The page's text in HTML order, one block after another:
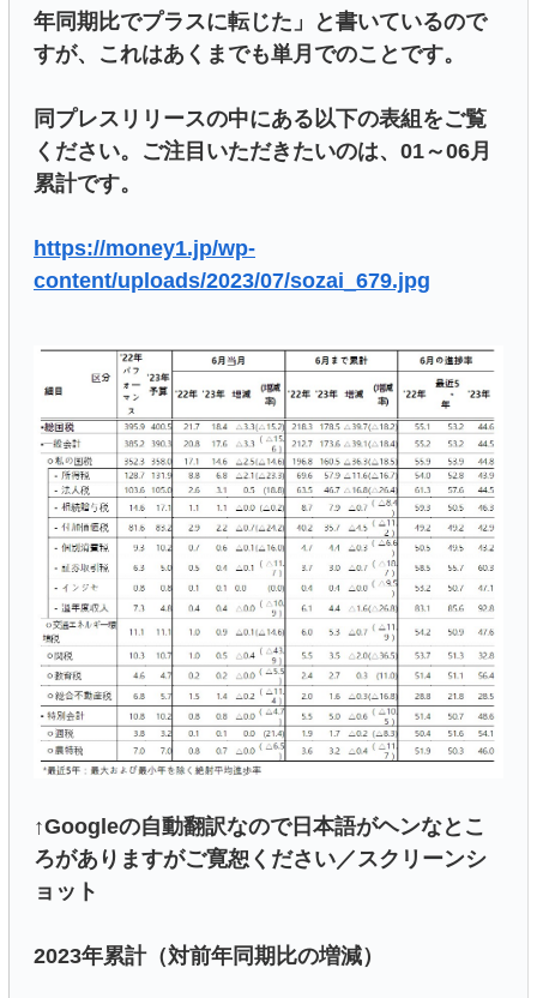
年同期比でプラスに転じた」と書いているので
すが、これはあくまでも単月でのことです。
同プレスリリースの中にある以下の表組をご覧
ください。ご注目いただきたいのは、01～06月
累計です。
https://money1.jp/wp-
content/uploads/2023/07/sozai_679.jpg
↑Googleの自動翻訳なので日本語がヘンなとこ
ろがありますがご寛恕ください／スクリーンシ
ョット
2023年累計（対前年同期比の増減）